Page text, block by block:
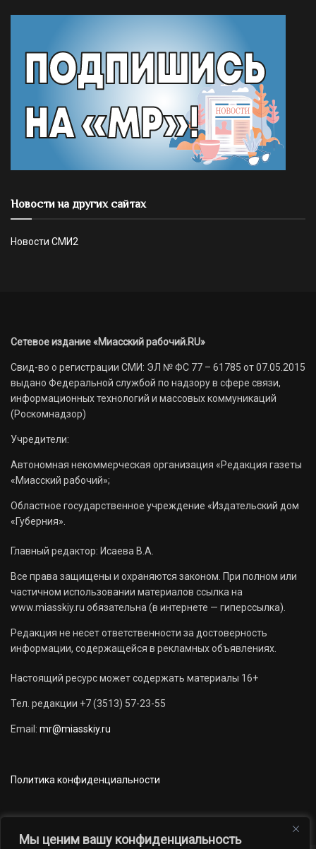
Мы ценим вашу конфиденциальность
Новости на других сайтах
Новости СМИ2
Сетевое издание «Миасский рабочий.RU»
Свид-во о регистрации СМИ: ЭЛ № ФС 77 – 61785 от 07.05.2015
выдано Федеральной службой по надзору в сфере связи,
информационных технологий и массовых коммуникаций
(Роскомнадзор)
Учредители:
Автономная некоммерческая организация «Редакция газеты
«Миасский рабочий»;
Областное государственное учреждение «Издательский дом
«Губерния».
Главный редактор: Исаева В.А.
Все права защищены и охраняются законом. При полном или
частичном использовании материалов ссылка на
www.miasskiy.ru обязательна (в интернете — гиперссылка).
Редакция не несет ответственности за достоверность
информации, содержащейся в рекламных объявлениях.
Настоящий ресурс может содержать материалы 16+
Тел. редакции +7 (3513) 57-23-55
Email: mr@miasskiy.ru
Политика конфиденциальности